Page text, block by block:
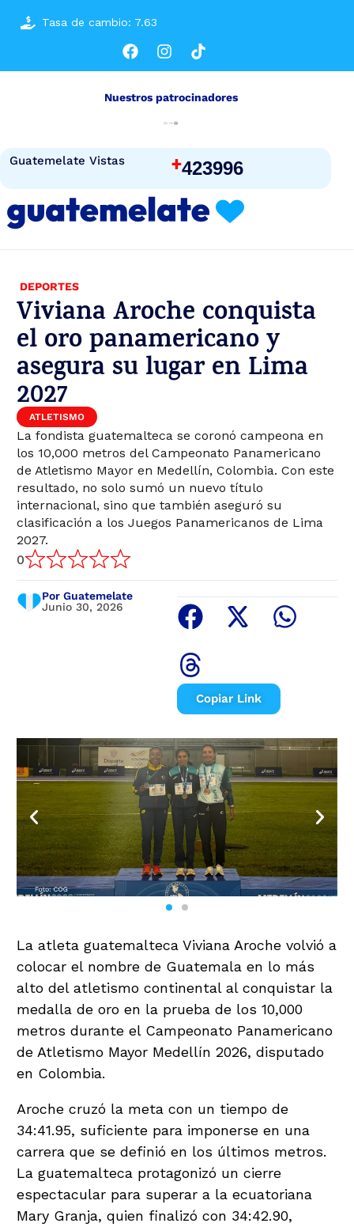
Tasa de cambio: 7.63
Guatemelate Vistas +423996
Nuestros patrocinadores
DEPORTES
Viviana Aroche conquista
el oro panamericano y
asegura su lugar en Lima
2027
ATLETISMO
La fondista guatemalteca se coronó campeona en
los 10,000 metros del Campeonato Panamericano
de Atletismo Mayor en Medellín, Colombia. Con este
resultado, no solo sumó un nuevo título
internacional, sino que también aseguró su
clasificación a los Juegos Panamericanos de Lima
2027.
0
Por Guatemelate
Junio 30, 2026
Copiar Link
La atleta guatemalteca Viviana Aroche volvió a
colocar el nombre de Guatemala en lo más
alto del atletismo continental al conquistar la
medalla de oro en la prueba de los 10,000
metros durante el Campeonato Panamericano
de Atletismo Mayor Medellín 2026, disputado
en Colombia.
Aroche cruzó la meta con un tiempo de
34:41.95, suficiente para imponerse en una
carrera que se definió en los últimos metros.
La guatemalteca protagonizó un cierre
espectacular para superar a la ecuatoriana
Mary Granja, quien finalizó con 34:42.90,